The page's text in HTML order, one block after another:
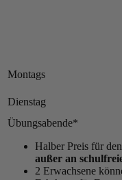
Montags
Dienstag
Übungsabende*
Halber Preis für
außer an
2 Erwachsene